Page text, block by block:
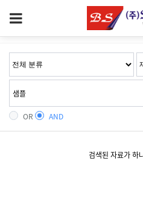
OR AND
검색된 자료가 하